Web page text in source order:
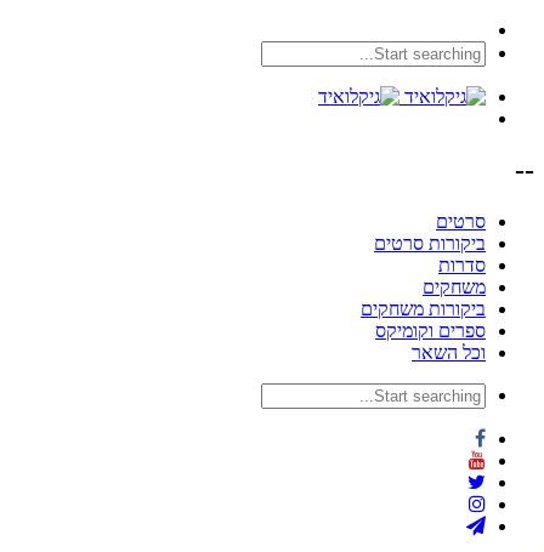
--
סרטים
ביקורות סרטים
סדרות
משחקים
ביקורות משחקים
ספרים וקומיקס
וכל השאר